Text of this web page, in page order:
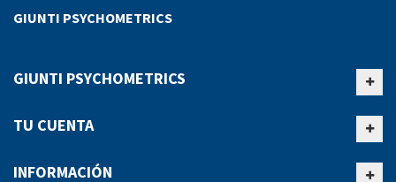
GIUNTI PSYCHOMETRICS
GIUNTI PSYCHOMETRICS
TU CUENTA
INFORMACIÓN